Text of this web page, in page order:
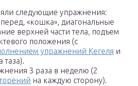
следующие упражнения:
«кошка», диагональные
верхней части тела, подъем
положения (с
упражнений Кегеля и
таза).
3 раза в неделю (2
на каждую сторону).